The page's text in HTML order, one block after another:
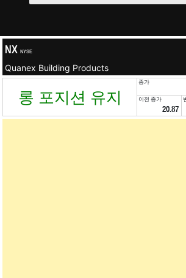
NX NYSE
Quanex Building Products
롱 포지션 유지
종가
이전 종가
20.87